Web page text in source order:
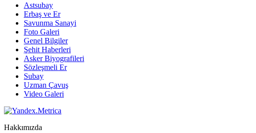
Astsubay
Erbaş ve Er
Savunma Sanayi
Foto Galeri
Genel Bilgiler
Şehit Haberleri
Asker Biyografileri
Sözleşmeli Er
Subay
Uzman Çavuş
Video Galeri
Hakkımızda